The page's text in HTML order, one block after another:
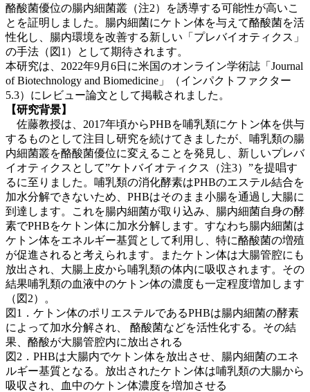
酪酸菌優位の腸内細菌叢（注2）を誘導する可能性が高いこ
とを証明しました。腸内細菌にケトン体を与えて酪酸菌を活
性化し、腸内環境を改善する新しい「プレバイオティクス」
の手法（図1）として期待されます。
本研究は、2022年9月6日に米国のオンライン学術誌「Journal
of Biotechnology and Biomedicine」（インパクトファクター
5.3）にレビュー論文として掲載されました。
【研究背景】
佐藤教授は、2017年頃からPHBを哺乳類にケトン体を供与
するものとして注目し研究を続けてきましたが、哺乳類の腸
内細菌叢を酪酸菌優位に変えることを発見し、新しいプレバ
イオティクスとして”ケトバイオティクス（注3）”を提唱す
るに至りました。哺乳類の消化酵素はPHBのエステル結合を
加水分解できないため、PHBはそのまま小腸を通過し大腸に
到達します。これを腸内細菌が取り込み、腸内細菌自身の酵
素でPHBをケトン体に加水分解します。すなわち腸内細菌は
ケトン体をエネルギー基質として利用し、特に酪酸菌の増殖
が促進されると考えられます。またケトン体は大腸管腔にも
放出され、大腸上皮から哺乳類の体内に吸収されます。その
結果哺乳類の血液中のケトン体の濃度も一定程度増加します
（図2）。
図1．ケトン体のポリエステルであるPHBは腸内細菌の酵素
によって加水分解され、 酪酸菌などを活性化する。その結
果、酪酸が大腸管腔内に放出される
図2．PHBは大腸内でケトン体を放出させ、腸内細菌のエネ
ルギー基質となる。放出されたケトン体は哺乳類の大腸から
吸収され、血中のケトン体濃度を増加させる